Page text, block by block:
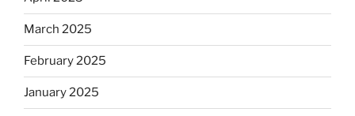
March 2025
February 2025
January 2025